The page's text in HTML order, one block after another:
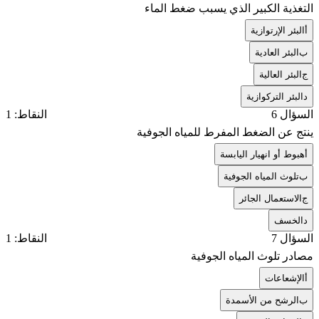
التغذية الكبير الذي يسبب ضغط الماء
البئر الإرتوازية
بالبئر العادية
جالبئر العالية
البئر التركوازية
السؤال 6
النقاط: 1
ينتج عن الضغط المفرط للمياه الجوفية
هبوط أو انهيار اليابسة
بتلوث المياه الجوفية
جالاستعمال الجائر
الخسف
السؤال 7
النقاط: 1
مصادر تلوث المياه الجوفية
الإشعاعات
بالرشح من الأسمدة